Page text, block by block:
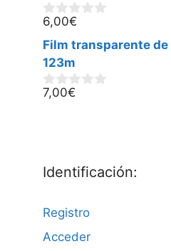
0
d
e
5
6,00€
Film transparente
123m
0
7,00€
Identificación:
Registro
Acceder